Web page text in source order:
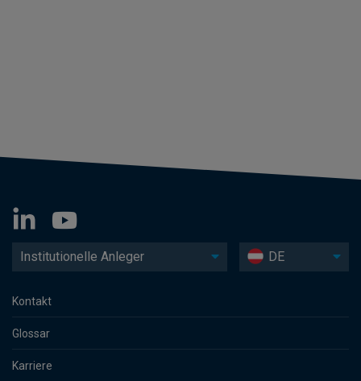
Institutionelle Anleger DE
Kontakt
Glossar
Karriere